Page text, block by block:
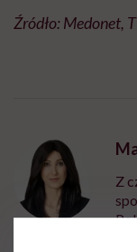
Źródło: Medonet,
Z